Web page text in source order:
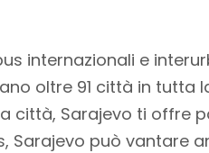
internazionali e
oltre 91 città in tutta
città, Sarajevo ti offre
può vantare